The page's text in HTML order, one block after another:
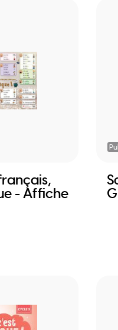
- Affiche